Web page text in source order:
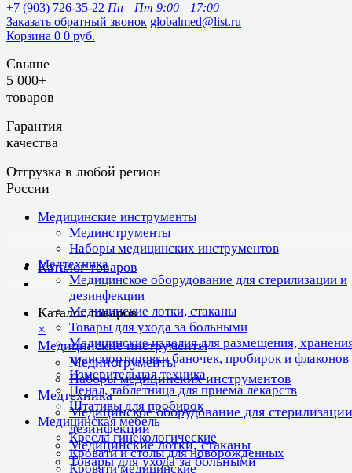
+7 (903) 726-35-22 Пн—Пт 9:00—17:00
Заказать обратный звонок globalmed@list.ru
Корзина 0 0 руб.
Свыше
5 000+
товаров
Гарантия
качества
Отгрузка в любой регион
России
Медицинские инструменты
Мединструменты
Наборы медицинских инструментов
Медтехника
Медицинское оборудование для стерилизации и
дезинфекции
Медицинские лотки, стаканы
Товары для ухода за больными
Медицинские изделия для размещения,
транспортировки баночек, пробирок и флаконов
Измерительная техника
Пенал, таблетница для приема лекарств
Штативы для пробирок
Медицинская мебель
Кресла гинекологические
Кровати и столы для новорожденных
Кровати медицинские
Каталог товаров
Каталог товаров
×
Медицинские инструменты
Мединструменты
Наборы медицинских инструментов
Медтехника
Медицинское оборудование для
дезинфекции
Медицинские лотки, стаканы
Товары для ухода за больными